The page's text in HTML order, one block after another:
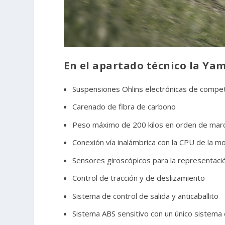
En el apartado técnico la
Suspensiones Ohlins electrónicas de
Carenado de fibra de carbono
Peso máximo de 200 kilos en orden de
Conexión vía inalámbrica con la CPU de la
Sensores giroscópicos para la
Control de tracción y de deslizamiento
Sistema de control de salida y anticaballito
Sistema ABS sensitivo con un único